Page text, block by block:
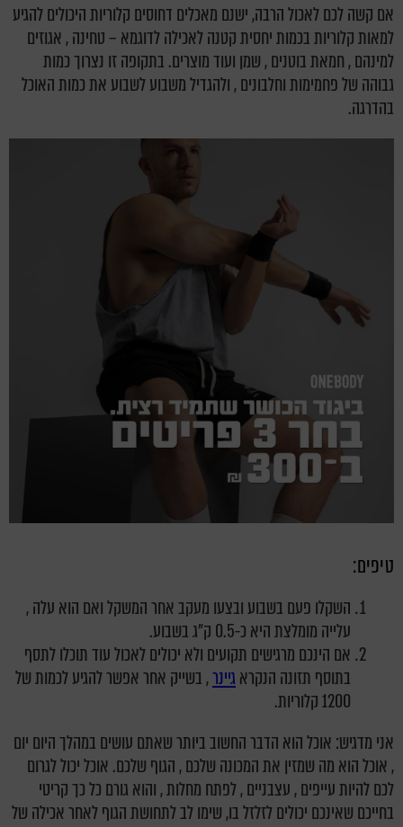
אם קשה לכם לאכול הרבה, ישנם מאכלים דחוסים קלוריות היכולים להגיע
למאות קלוריות בכמות יחסית קטנה לאכילה לדוגמא – טחינה , אגוזים
למינהם , חמאת בוטנים , שמן ועוד מוצרים. בתקופה זו נצרוך כמות
גבוהה של פחמימות וחלבונים , ולהגדיל משבוע לשבוע את כמות האוכל
בהדרגה.
טיפים:
השקלו פעם בשבוע ובצעו מעקב אחר המשקל ואם הוא עלה ,
עלייה מומלצת היא כ-0.5 ק"ג בשבוע.
אם הינכם מרגישים תקועים ולא יכולים לאכול עוד תוכלו לתסף
בתוסף תזונה הנקרא גיינר, בשייק אחר אפשר להגיע לכמות של
1200 קלוריות.
אני מדגיש: אוכל הוא הדבר החשוב ביותר שאתם עושים במהלך היום יום
, אוכל הוא מה שמזין את המכונה שלכם , הגוף שלכם. אוכל יכול לגרום
לכם להיות עייפים , עצבניים , לפתח מחלות , והוא גורם כל כך קריטי
בחייכם שאינכם יכולים לזלזל בו, שימו לב לתחושת הגוף לאחר אכילה של